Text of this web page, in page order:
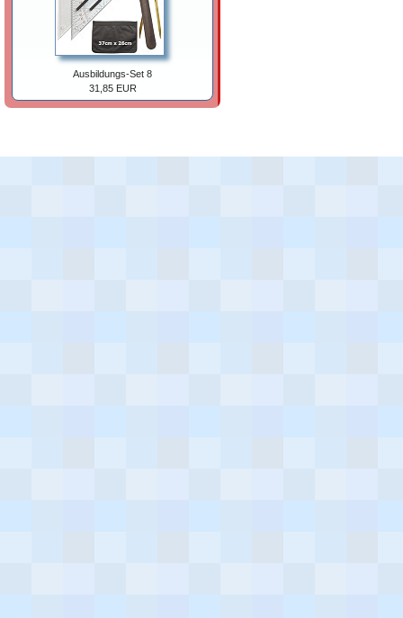
Ausbildungs-Set 8
31,85 EUR